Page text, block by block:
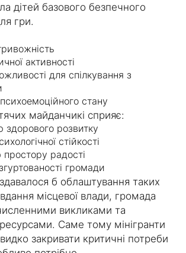
дітей базового безпечного
гри.
активності
для спілкування з
стану
майданчикі сприяє:
здорового розвитку
стійкості
радості
громади
б облаштування таких
місцевої влади, громада
викликами та
Саме тому мінігранти
закривати критичні потреби